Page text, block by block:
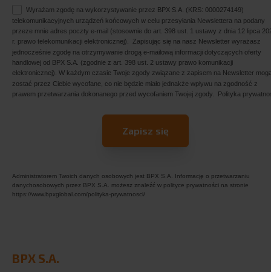
Wyrażam zgodę na wykorzystywanie przez BPX S.A. (KRS: 0000274149)
telekomunikacyjnych urządzeń końcowych w celu przesyłania Newslettera na podany
przeze mnie adres poczty e-mail (stosownie do art. 398 ust. 1 ustawy z dnia 12 lipca
r. prawo telekomunikacji elektronicznej). Zapisując się na nasz Newsletter wyrażasz
jednocześnie zgodę na otrzymywanie drogą e-mailową informacji dotyczących oferty
handlowej od BPX S.A. (zgodnie z art. 398 ust. 2 ustawy prawo komunikacji
elektronicznej). W każdym czasie Twoje zgody związane z zapisem na Newsletter
zostać przez Ciebie wycofane, co nie będzie miało jednakże wpływu na zgodność z
prawem przetwarzania dokonanego przed wycofaniem Twojej zgody. Polityka
Administratorem Twoich danych osobowych jest BPX S.A. Informację o przetwarzaniu
danychosobowych przez BPX S.A. możesz znaleźć w polityce prywatności na stronie
https://www.bpxglobal.com/polityka-prywatnosci/
BPX S.A.